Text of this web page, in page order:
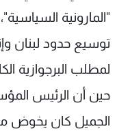
"المارونية
توسيع حدود لبنان
لمطلب البرجوازية
حين أن الرئيس
الجميل كان يخوض